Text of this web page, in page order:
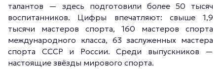
талантов — здесь подготовили более 50 тысяч
воспитанников. Цифры впечатляют: свыше 1,9
тысячи мастеров спорта, 160 мастеров спорта
международного класса, 63 заслуженных мастера
спорта СССР и России. Среди выпускников —
настоящие звёзды мирового спорта.